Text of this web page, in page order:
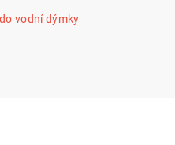
vodní dýmky